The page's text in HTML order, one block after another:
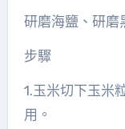
研磨海鹽、研磨
步驟
1.玉米切下玉米
用。